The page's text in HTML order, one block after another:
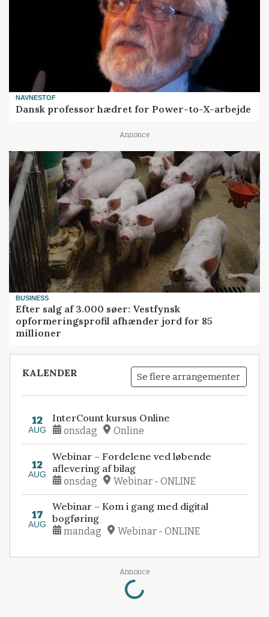
NAVNESTOF
Dansk professor hædret for Power-to-X-arbejde
Annonce
BUSINESS
Efter salg af 3.000 søer: Vestfynsk
opformeringsprofil afhænder jord for 85
millioner
KALENDER Se flere arrangementer
12
AUG
InterCount kursus Online
onsdag Online
12
AUG
Webinar – Fordelene ved løbende
aflevering af bilag
onsdag Webinar - ONLINE
17
AUG
Webinar – Kom i gang med digital
bogføring
mandag Webinar - ONLINE
Annonce
Loading...